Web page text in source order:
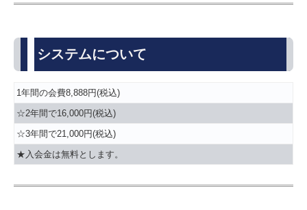
システムについて
1年間の会費8,888円(税込)
☆2年間で16,000円(税込)
☆3年間で21,000円(税込)
★入会金は無料とします。